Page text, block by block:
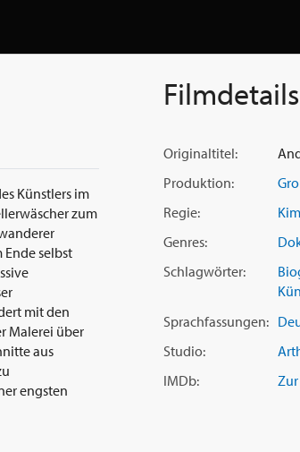
Künstlers im
zum
selbst
mit den
Malerei über
aus
engsten
Filmdetails
Originaltitel:
Produktion:
Regie:
Genres:
Schlagwörter:
Sprachfassungen:
Studio:
IMDb: